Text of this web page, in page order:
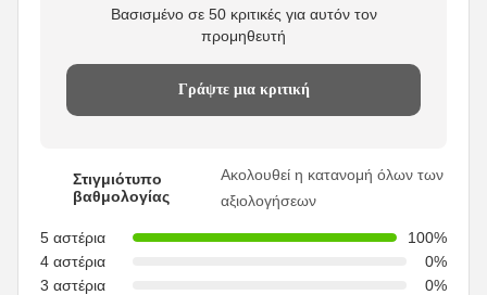
Βασισμένο σε 50 κριτικές για αυτόν τον
προμηθευτή
Γράψτε μια κριτική
Στιγμιότυπο
βαθμολογίας
Ακολουθεί η κατανομή όλων των
αξιολογήσεων
5 αστέρια
100%
4 αστέρια
0%
3 αστέρια
0%